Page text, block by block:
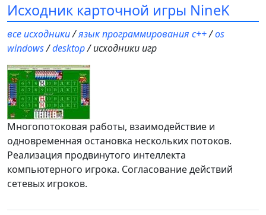
Исходник карточной игры NineK
все исходники/язык программирования c++/os
windows/desktop/ исходники игр
Многопотоковая работы, взаимодействие и
одновременная остановка нескольких потоков.
Реализация продвинутого интеллекта
компьютерного игрока. Согласование действий
сетевых игроков.